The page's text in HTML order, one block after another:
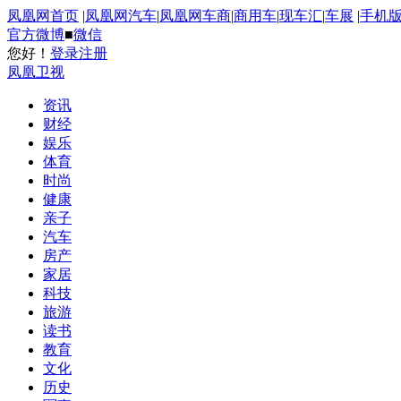
凤凰网首页 |凤凰网汽车|凤凰网车商|商用车|现车汇|车展 |手机版
官方微博■微信
您好！ 登录注册
凤凰卫视
资讯
财经
娱乐
体育
时尚
健康
亲子
汽车
房产
家居
科技
旅游
读书
教育
文化
历史